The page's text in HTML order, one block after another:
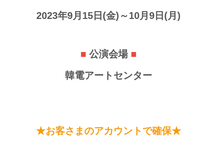
2023年9月15日(金)～10月9日(月)
■ 公演会場 ■
韓電アートセンター
★お客さまのアカウントで確保★